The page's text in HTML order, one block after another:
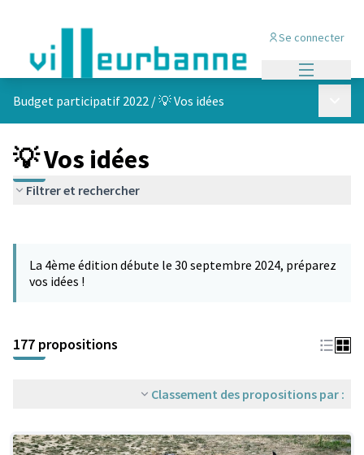
Se connecter
Budget participatif 2022 /💡 Vos idées
💡 Vos idées
Filtrer et rechercher
−
La 4ème édition débute le 30 septembre 2024, préparez
vos idées !
177 propositions
Classement des propositions par :